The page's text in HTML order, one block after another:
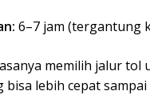
6–7 jam (tergantung
memilih jalur tol
lebih cepat